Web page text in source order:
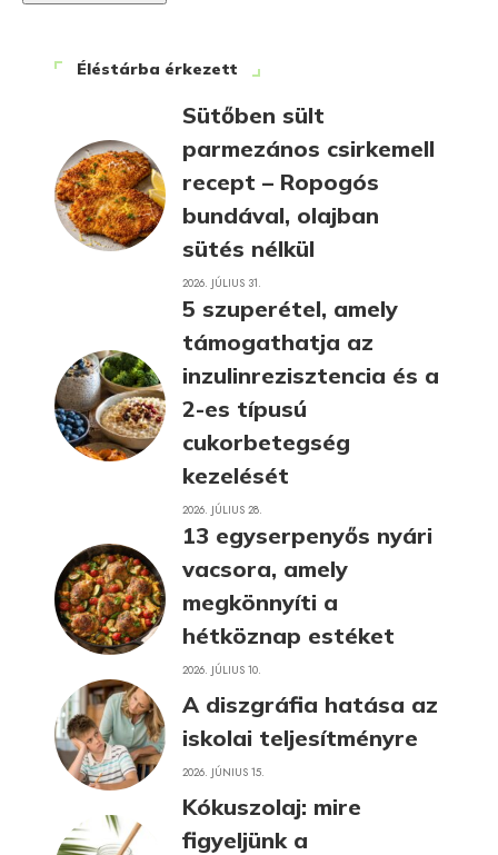
Éléstárba érkezett
Sütőben sült
parmezános csirkemell
recept – Ropogós
bundával, olajban
sütés nélkül
2026. JÚLIUS 31.
5 szuperétel, amely
támogathatja az
inzulinrezisztencia és a
2-es típusú
cukorbetegség
kezelését
2026. JÚLIUS 28.
13 egyserpenyős nyári
vacsora, amely
megkönnyíti a
hétköznap estéket
2026. JÚLIUS 10.
A diszgráfia hatása az
iskolai teljesítményre
2026. JÚNIUS 15.
Kókuszolaj: mire
figyeljünk a